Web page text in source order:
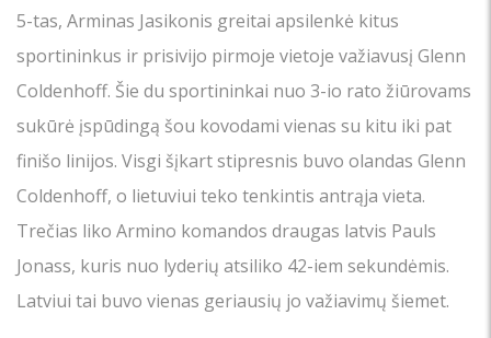
5-tas, Arminas Jasikonis greitai apsilenkė kitus
sportininkus ir prisivijo pirmoje vietoje važiavusį Glenn
Coldenhoff. Šie du sportininkai nuo 3-io rato žiūrovams
sukūrė įspūdingą šou kovodami vienas su kitu iki pat
finišo linijos. Visgi šįkart stipresnis buvo olandas Glenn
Coldenhoff, o lietuviui teko tenkintis antrąja vieta.
Trečias liko Armino komandos draugas latvis Pauls
Jonass, kuris nuo lyderių atsiliko 42-iem sekundėmis.
Latviui tai buvo vienas geriausių jo važiavimų šiemet.